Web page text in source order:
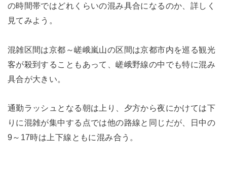
の時間帯ではどれくらいの混み具合になるのか、詳しく
見てみよう。
混雑区間は京都～嵯峨嵐山の区間は京都市内を巡る観光
客が殺到することもあって、嵯峨野線の中でも特に混み
具合が大きい。
通勤ラッシュとなる朝は上り、夕方から夜にかけては下
りに混雑が集中する点では他の路線と同じだが、日中の
9～17時は上下線ともに混み合う。